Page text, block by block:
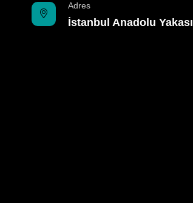
Adres
İstanbul Anadolu Yakası